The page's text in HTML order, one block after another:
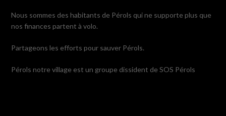
Nous sommes des habitants de Pérols qui ne supporte plus que
nos finances partent à volo.
Partageons les efforts pour sauver Pérols.
Pérols notre village est un groupe dissident de SOS Pérols